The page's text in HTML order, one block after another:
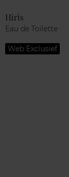
Hiris
Eau de Toilette
Web Exclusief